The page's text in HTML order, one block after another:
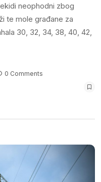
neophodni zbog
te mole građane za
30, 32, 34, 38, 40, 42,
0 Comments